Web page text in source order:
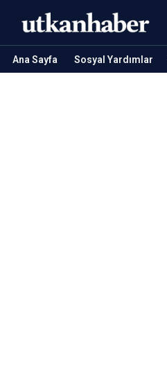
Ana Sayfa Sosyal Yardımlar